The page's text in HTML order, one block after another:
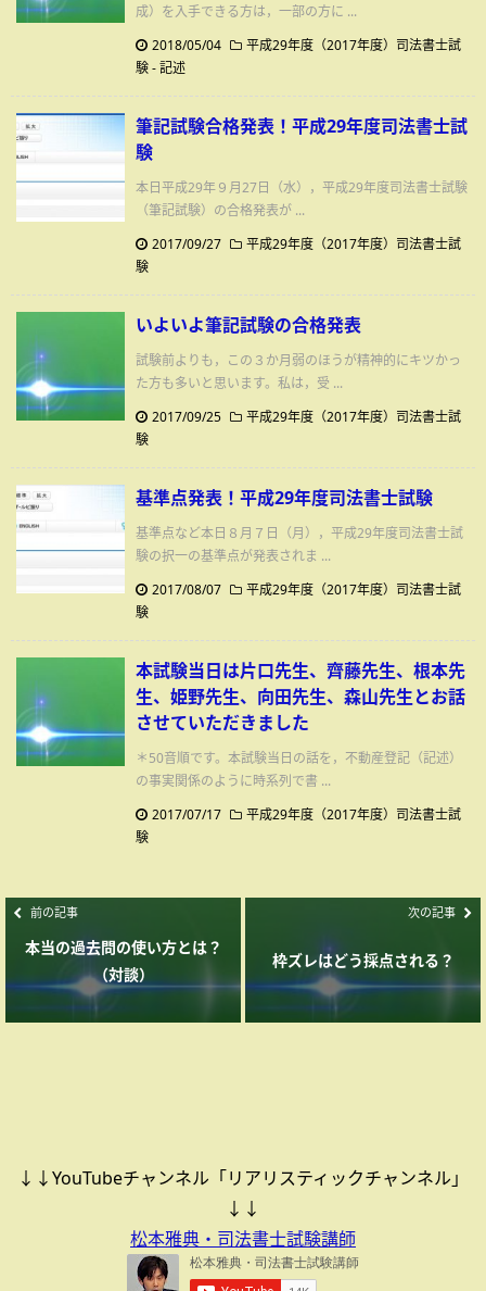
成）を入手できる方は，一部の方に ...
2018/05/04
平成29年度（2017年度）司法書士試
験-記述
筆記試験合格発表！平成29年度司法書士試
験
本日平成29年９月27日（水），平成29年度司法書士試験
（筆記試験）の合格発表が ...
2017/09/27
平成29年度（2017年度）司法書士試
験
いよいよ筆記試験の合格発表
試験前よりも，この３か月弱のほうが精神的にキツかっ
た方も多いと思います。私は，受 ...
2017/09/25
平成29年度（2017年度）司法書士試
験
基準点発表！平成29年度司法書士試験
基準点など本日８月７日（月），平成29年度司法書士試
験の択一の基準点が発表されま ...
2017/08/07
平成29年度（2017年度）司法書士試
験
本試験当日は片口先生、齊藤先生、根本先
生、姫野先生、向田先生、森山先生とお話
させていただきました
＊50音順です。本試験当日の話を，不動産登記（記述）
の事実関係のように時系列で書 ...
2017/07/17
平成29年度（2017年度）司法書士試
験
前の記事
本当の過去問の使い方とは？
（対談）
次の記事
枠ズレはどう採点される？
↓↓YouTubeチャンネル「リアリスティックチャンネル」
↓↓
松本雅典・司法書士試験講師